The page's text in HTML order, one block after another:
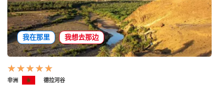
我在那里 我想去那边
非洲 德拉河谷